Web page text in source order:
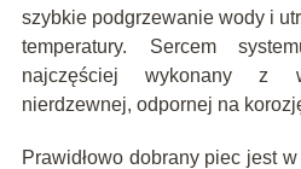
szybkie podgrzewanie wody i
temperatury. Sercem
najczęściej wykonany z
nierdzewnej, odpornej na
Prawidłowo dobrany piec jest